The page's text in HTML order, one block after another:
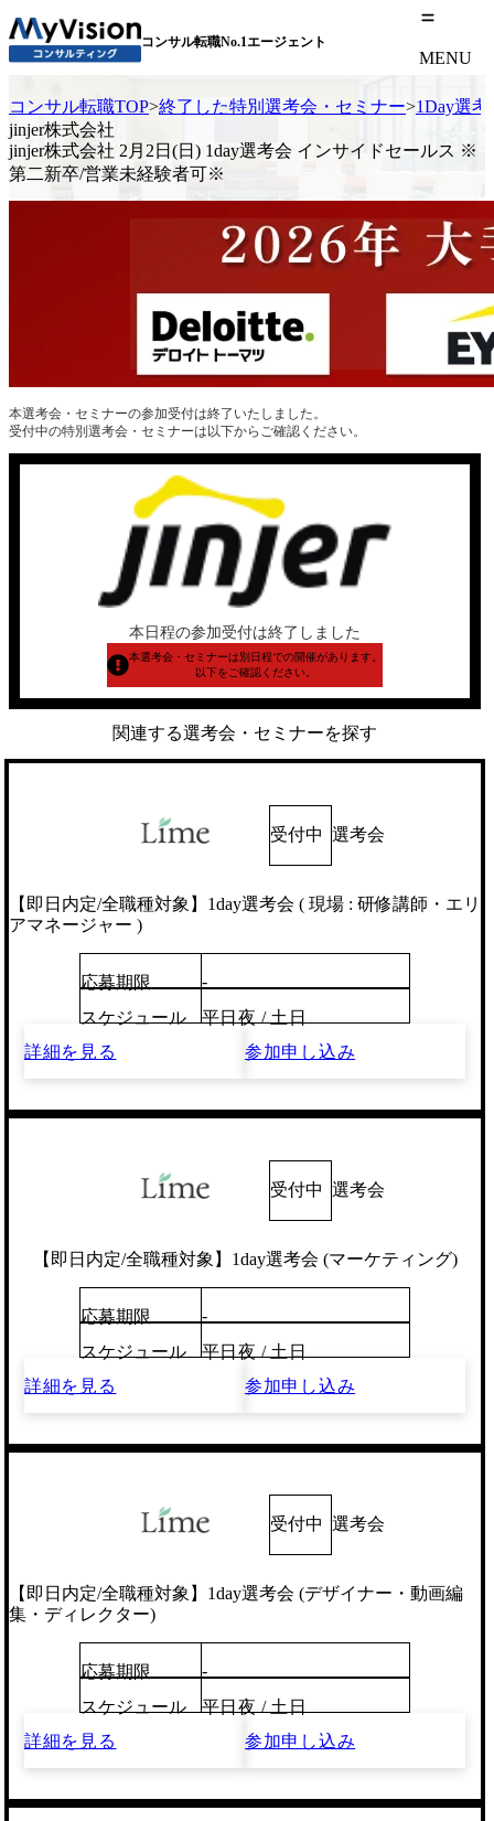
コンサル転職No.1エージェント
MENU
コンサル転職TOP>終了した特別選考会・セミナー>1Day選考
jinjer株式会社
jinjer株式会社 2月2日(日) 1day選考会 インサイドセールス ※
第二新卒/営業未経験者可※
本選考会・セミナーの参加受付は終了いたしました。
受付中の特別選考会・セミナーは以下からご確認ください。
本日程の参加受付は終了しました
本選考会・セミナーは別日程での開催があります。
以下をご確認ください。
関連する選考会・セミナーを探す
受付中 選考会
【即日内定/全職種対象】1day選考会 ( 現場 : 研修講師・エリ
アマネージャー )
応募期限
-
スケジュール
平日夜 / 土日
詳細を見る
参加申し込み
受付中 選考会
【即日内定/全職種対象】1day選考会 (マーケティング)
応募期限
-
スケジュール
平日夜 / 土日
詳細を見る
参加申し込み
受付中 選考会
【即日内定/全職種対象】1day選考会 (デザイナー・動画編
集・ディレクター)
応募期限
-
スケジュール
平日夜 / 土日
詳細を見る
参加申し込み